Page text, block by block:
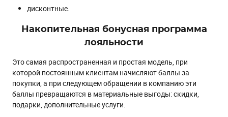
дисконтные.
Накопительная бонусная программа
лояльности
Это самая распространенная и простая модель, при
которой постоянным клиентам начисляют баллы за
покупки, а при следующем обращении в компанию эти
баллы превращаются в материальные выгоды: скидки,
подарки, дополнительные услуги.